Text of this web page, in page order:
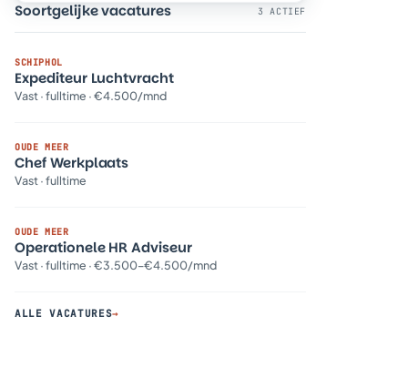
Soortgelijke vacatures 3 ACTIEF
SCHIPHOL
Expediteur Luchtvracht
Vast · fulltime · €4.500/mnd
OUDE MEER
Chef Werkplaats
Vast · fulltime
OUDE MEER
Operationele HR Adviseur
Vast · fulltime · €3.500–€4.500/mnd
ALLE VACATURES→